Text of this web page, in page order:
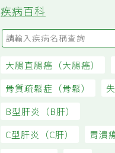
疾病百科
大腸直腸癌（大腸癌）
骨質疏鬆症（骨鬆）